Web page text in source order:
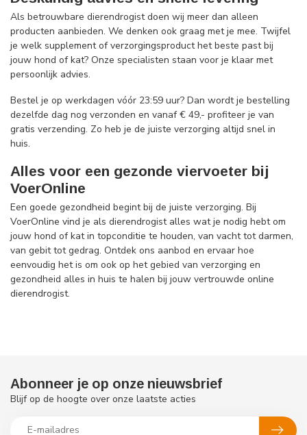
Als betrouwbare dierendrogist doen wij meer dan alleen
producten aanbieden. We denken ook graag met je mee. Twijfel
je welk supplement of verzorgingsproduct het beste past bij
jouw hond of kat? Onze specialisten staan voor je klaar met
persoonlijk advies.
Bestel je op werkdagen vóór 23:59 uur? Dan wordt je bestelling
dezelfde dag nog verzonden en vanaf € 49,- profiteer je van
gratis verzending. Zo heb je de juiste verzorging altijd snel in
huis.
Alles voor een gezonde viervoeter bij
VoerOnline
Een goede gezondheid begint bij de juiste verzorging. Bij
VoerOnline vind je als dierendrogist alles wat je nodig hebt om
jouw hond of kat in topconditie te houden, van vacht tot darmen,
van gebit tot gedrag. Ontdek ons aanbod en ervaar hoe
eenvoudig het is om ook op het gebied van verzorging en
gezondheid alles in huis te halen bij jouw vertrouwde online
dierendrogist.
Abonneer je op onze nieuwsbrief
Blijf op de hoogte over onze laatste acties